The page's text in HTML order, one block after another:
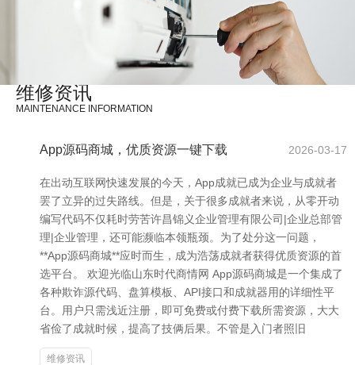
维修资讯
MAINTENANCE INFORMATION
App源码商城，优质资源一键下载 2026-03-17
在出动互联网快速发展的今天，App成就已成为企业与成就者
罢了立异的过失路线。但是，关于很多成就者来说，从零开动
编写代码不仅耗时劳苦许昌锦义企业管理有限公司|企业总部管
理|企业管理，还可能濒临本领瓶颈。为了处分这一问题，
**App源码商城**应时而生，成为浩荡成就者获得优质资源的首
选平台。 欢迎光临山东时代商情网 App源码商城是一个集成了
各种欺诈源代码、盘算模板、API接口和成就器用的详细性平
台。用户只需浅近注册，即可免费或付费下载所需资源，大大
省俭了成就时候，提高了技俩后果。不管是入门者照旧
维修资讯